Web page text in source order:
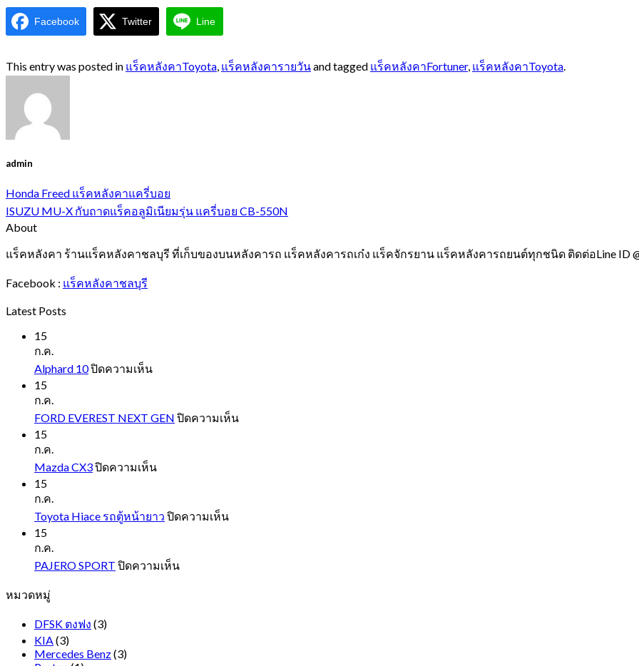
Facebook Twitter Line
This entry was posted in แร็คหลังคาToyota แร็คหลังคารายวันand tagged แร็คหลังคาFortuner, แร็คหลังคาToyota
admin
Honda Freed แร็คหลังคาแครี่บอย
ISUZU MU-X กับถาดแร็คอลูมิเนียมรุ่น แครี่บอย CB-550N
About
แร็คหลังคา ร้านแร็คหลังคาชลบุรี ที่เก็บของบนหลังคารถ แร็คหลังคารถเก๋ง แร็คจักรยาน แร็คหลังคารถยนต์ทุกชนิด ติดต่อLine ID
Facebook : แร็คหลังคาชลบุรี
Latest Posts
15
ก.ค.
Alphard 10ปิดความเห็นบน
15
ก.ค.
FORD EVEREST NEXT GEN ปิดความเห็นบน
15
ก.ค.
Mazda CX3ปิดความเห็นบน
15
ก.ค.
Toyota Hiace รถตู้หน้ายาว ปิดความเห็นบน
15
ก.ค.
PAJERO SPORT ปิดความเห็นบน
หมวดหมู่
DFSK ตงฟง (3)
KIA(3)
Mercedes Benz(3)